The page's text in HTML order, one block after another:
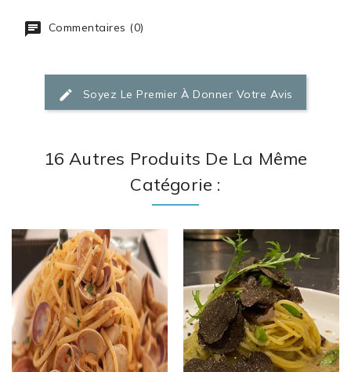
Commentaires (0)
Soyez Le Premier À Donner Votre Avis
16 Autres Produits De La Même
Catégorie :